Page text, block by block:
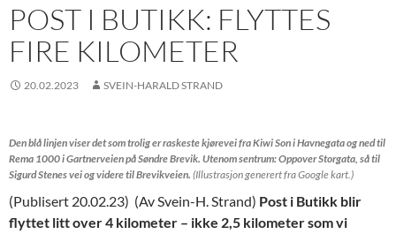
POST I BUTIKK: FLYTTES
FIRE KILOMETER
20.02.2023 SVEIN-HARALD STRAND
Den blå linjen viser det som trolig er raskeste kjørevei fra Kiwi Son i Havnegata og ned til
Rema 1000 i Gartnerveien på Søndre Brevik. Utenom sentrum: Oppover Storgata, så til
Sigurd Stenes vei og videre til Brevikveien. (Illustrasjon generert fra Google kart.)
(Publisert 20.02.23) (Av Svein-H. Strand) Post i Butikk blir
flyttet litt over 4 kilometer – ikke 2,5 kilometer som vi